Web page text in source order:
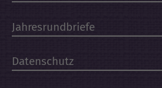
Jahresrundbriefe
Datenschutz